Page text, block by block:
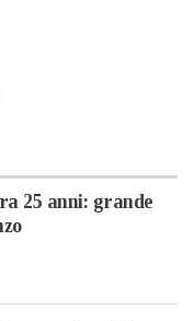
25 anni: grande